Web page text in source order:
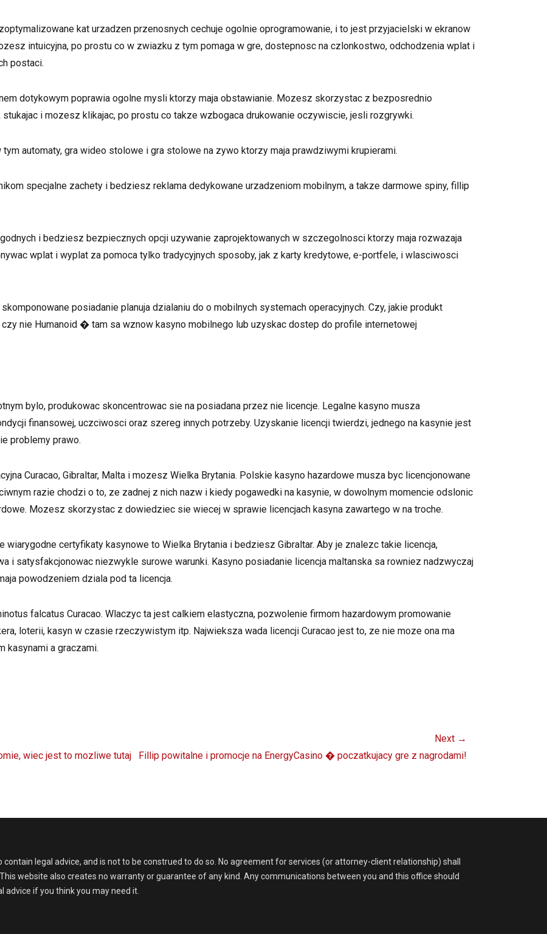
kat urzadzen przenosnych cechuje ogolnie oprogramowanie, i to jest przyjacielski w ekranow
intuicyjna, po prostu co w zwiazku z tym pomaga w gre, dostepnosc na czlonkostwo, odchodzenia wplat i
postaci.
dotykowym poprawia ogolne mysli ktorzy maja obstawianie. Mozesz skorzystac z bezposrednio
i mozesz klikajac, po prostu co takze wzbogaca drukowanie oczywiscie, jesli rozgrywki.
automaty, gra wideo stolowe i gra stolowe na zywo ktorzy maja prawdziwymi krupierami.
specjalne zachety i bedziesz reklama dedykowane urzadzeniom mobilnym, a takze darmowe spiny, fillip
i bedziesz bezpiecznych opcji uzywanie zaprojektowanych w szczegolnosci ktorzy maja rozwazaja
wplat i wyplat za pomoca tylko tradycyjnych sposoby, jak z karty kredytowe, e-portfele, i wlasciwosci
posiadanie planuja dzialaniu do o mobilnych systemach operacyjnych. Czy, jakie produkt
nie Humanoid � tam sa wznow kasyno mobilnego lub uzyskac dostep do profile internetowej
bylo, produkowac skoncentrowac sie na posiadana przez nie licencje. Legalne kasyno musza
finansowej, uczciwosci oraz szereg innych potrzeby. Uzyskanie licencji twierdzi, jednego na kasynie jest
problemy prawo.
Curacao, Gibraltar, Malta i mozesz Wielka Brytania. Polskie kasyno hazardowe musza byc licencjonowane
razie chodzi o to, ze zadnej z nich nazw i kiedy pogawedki na kasynie, w dowolnym momencie odslonic
Mozesz skorzystac z dowiedziec sie wiecej w sprawie licencjach kasyna zawartego w na troche.
wiarygodne certyfikaty kasynowe to Wielka Brytania i bedziesz Gibraltar. Aby je znalezc takie licencja,
i satysfakcjonowac niezwykle surowe warunki. Kasyno posiadanie licencja maltanska sa rowniez nadzwyczaj
powodzeniem dziala pod ta licencja.
falcatus Curacao. Wlaczyc ta jest calkiem elastyczna, pozwolenie firmom hazardowym promowanie
loterii, kasyn w czasie rzeczywistym itp. Najwieksza wada licencji Curacao jest to, ze nie moze ona ma
kasynami a graczami.
wiec jest to mozliwe tutaj
Next →
Next
Fillip powitalne i promocje na EnergyCasino � poczatkujacy gre z nagrodami!
legal advice, and is not to be construed to do so. No agreement for services (or attorney-client relationship) shall
website also creates no warranty or guarantee of any kind. Any communications between you and this office should
advice if you think you may need it.